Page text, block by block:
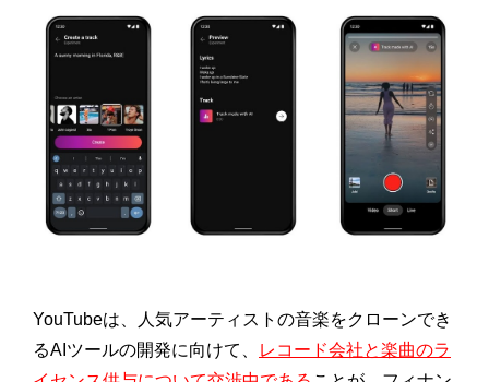
YouTubeは、人気アーティストの音楽をクローンでき
るAIツールの開発に向けて、
レコード会社と楽曲のラ